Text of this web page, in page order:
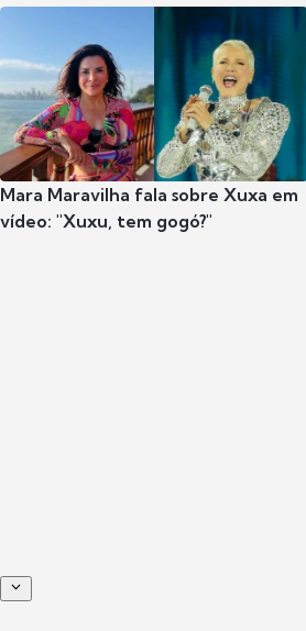
Mara Maravilha fala sobre Xuxa em
vídeo: "Xuxu, tem gogó?"